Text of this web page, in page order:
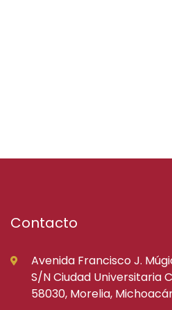
Contacto
Avenida Francisco J.
S/N Ciudad Universitaria
58030, Morelia,